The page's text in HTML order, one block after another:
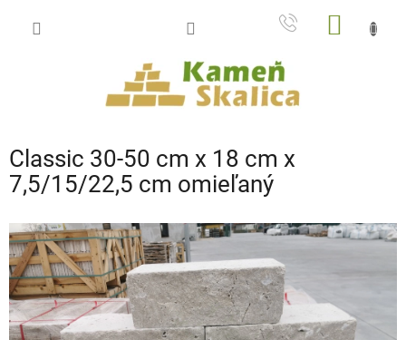
Classic 30-50 cm x 18 cm x
7,5/15/22,5 cm omieľaný